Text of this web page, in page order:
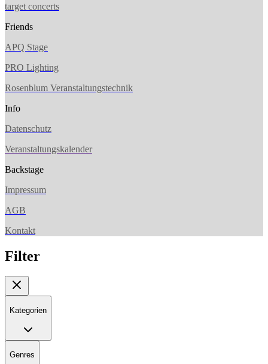
target concerts
Friends
APQ Stage
PRO Lighting
Rosenblum Veranstaltungstechnik
Info
Datenschutz
Veranstaltungskalender
Backstage
Impressum
AGB
Kontakt
Filter
Kategorien
Genres